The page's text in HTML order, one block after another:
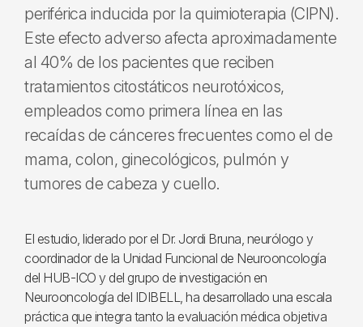
periférica inducida por la quimioterapia (CIPN).
Este efecto adverso afecta aproximadamente
al 40% de los pacientes que reciben
tratamientos citostáticos neurotóxicos,
empleados como primera línea en las
recaídas de cánceres frecuentes como el de
mama, colon, ginecológicos, pulmón y
tumores de cabeza y cuello.
El estudio, liderado por el Dr. Jordi Bruna, neurólogo y
coordinador de la Unidad Funcional de Neurooncología
del HUB-ICO y del grupo de investigación en
Neurooncología del IDIBELL, ha desarrollado una escala
práctica que integra tanto la evaluación médica objetiva